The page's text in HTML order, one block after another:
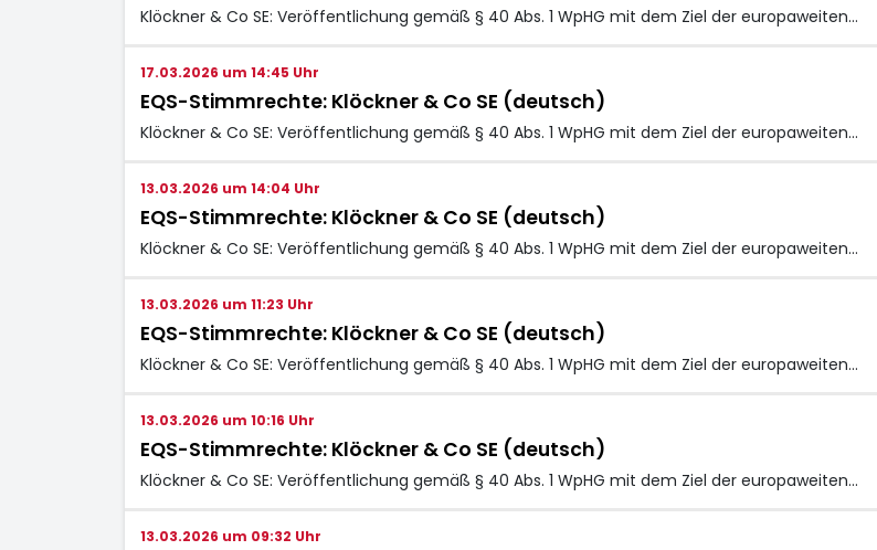
Klöckner & Co SE: Veröffentlichung gemäß § 40 Abs. 1 WpHG mit dem Ziel der europaweiten…
17.03.2026 um 14:45 Uhr
EQS-Stimmrechte: Klöckner & Co SE (deutsch)
Klöckner & Co SE: Veröffentlichung gemäß § 40 Abs. 1 WpHG mit dem Ziel der europaweiten…
13.03.2026 um 14:04 Uhr
EQS-Stimmrechte: Klöckner & Co SE (deutsch)
Klöckner & Co SE: Veröffentlichung gemäß § 40 Abs. 1 WpHG mit dem Ziel der europaweiten…
13.03.2026 um 11:23 Uhr
EQS-Stimmrechte: Klöckner & Co SE (deutsch)
Klöckner & Co SE: Veröffentlichung gemäß § 40 Abs. 1 WpHG mit dem Ziel der europaweiten…
13.03.2026 um 10:16 Uhr
EQS-Stimmrechte: Klöckner & Co SE (deutsch)
Klöckner & Co SE: Veröffentlichung gemäß § 40 Abs. 1 WpHG mit dem Ziel der europaweiten…
13.03.2026 um 09:32 Uhr